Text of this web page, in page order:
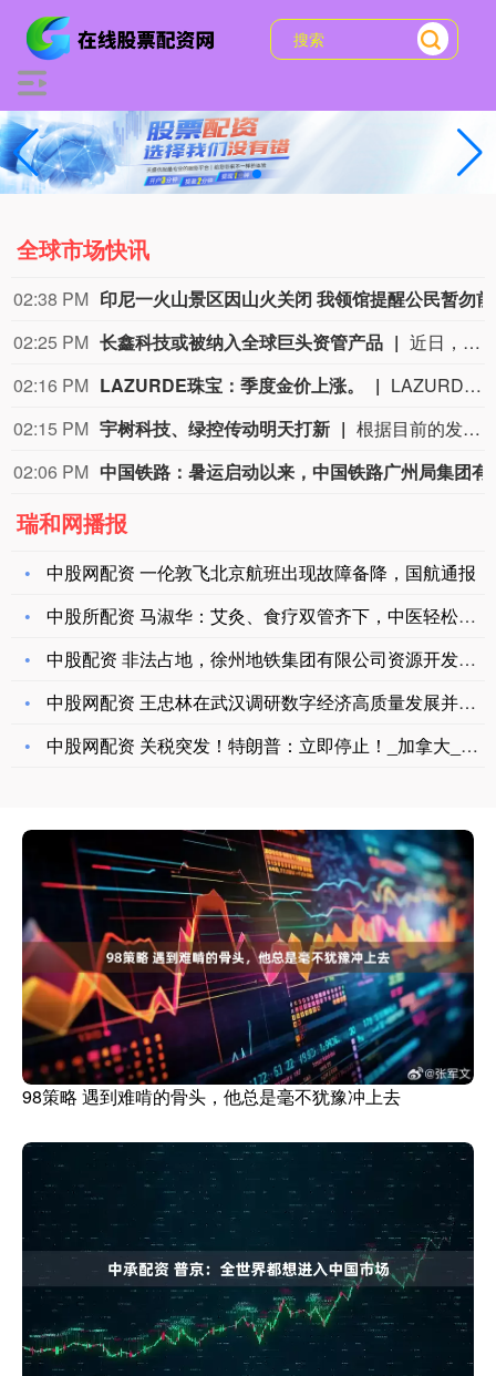
全球市场快讯
01:48 PM 12只个股南向资金持股量较上周增长超15%
01:29 PM 陕西铁路部门多措并举守牢安全防线
近日，陕西多地出现强降雨天气，给铁路运输安全带来严峻挑战。中国铁路西安局集团有限公司（以下简称“西安铁路局”）织密人防、物防、技防立体防护网，进一步压实安全责任，强化安全隐患排查整治，加强科技运用，以多项硬核举措守牢铁路运输安全防线。
01:25 PM 马斯克称星舰回收情况不乐观
SpaceX 这款巨型火箭于 7 月 24 日进行了第 13 次试飞，从公司位于得克萨斯州南部的 Starbase 基地升空。此次试飞整体表现相当不错，尤其是星舰高达 171 英尺（约 52 米）的上面级飞船“Ship”。它按照计划在澳大利亚西部外海的印度洋海域溅落。 更令人意外的是，Ship 首次在溅落后成功保持完整。即使翻倒并撞击海面，仍然没有解体。目前其依旧保持完整状态，SpaceX 正在将其拖向澳大利亚西部的海岸，以便进行更详细的检查。不过，SpaceX 创始人兼首席执行官埃隆 · 马斯克在 8 月 7 日表示，这次雄心勃勃的回收行动可能难以成功。 马斯克当天下午通过自己旗下的社交平台 X 写道：“遗憾的是，目前来看，回收 Ship 的情况并不乐观。不过，我们还是成功获得了隔热罩和发动机关键区域的近距离照片，这些照片将用于未来的升级改进。” 他是在回应 SpaceX 大约一小时前发布的一则消息。SpaceX 在这篇帖子中介绍了回收工作的最新进展，并公布了两张照片和一段视频。 SpaceX 表示，回收团队“正在克服恶劣的作业条件和越来越汹涌的海况，努力将这艘长达 52 米的飞船拖回港口”。
01:17 PM
01:02 PM
瑞和网播报
中股网配资 一伦敦飞北京航班出现故障备降，国航通报
中股所配资 马淑华：艾灸、食疗双管齐下，中医轻松化解吃饭不消
中股配资 非法占地，徐州地铁集团有限公司资源开发分公司被处罚
中股网配资 王忠林在武汉调研数字经济高质量发展并召开座谈会
中股网配资 关税突发！特朗普：立即停止！_加拿大_美国_征收
98策略 遇到难啃的骨头，他总是毫不犹豫冲上去